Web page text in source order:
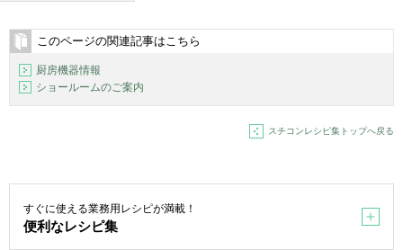
このページの関連記事はこちら
厨房機器情報
ショールームのご案内
スチコンレシピ集トップへ戻る
すぐに使える業務用レシピが満載！
便利なレシピ集